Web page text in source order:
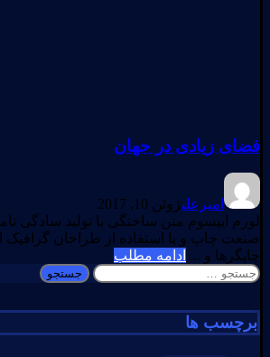
فضای زیادی در جهان
امیرعلیژوئن 10, 2017
لورم ایپسوم متن ساختگی با تولید سادگی
صنعت چاپ و با استفاده از طراحان
چاپگرها و ... ادامه مطلب
جستجو
برچسب ها